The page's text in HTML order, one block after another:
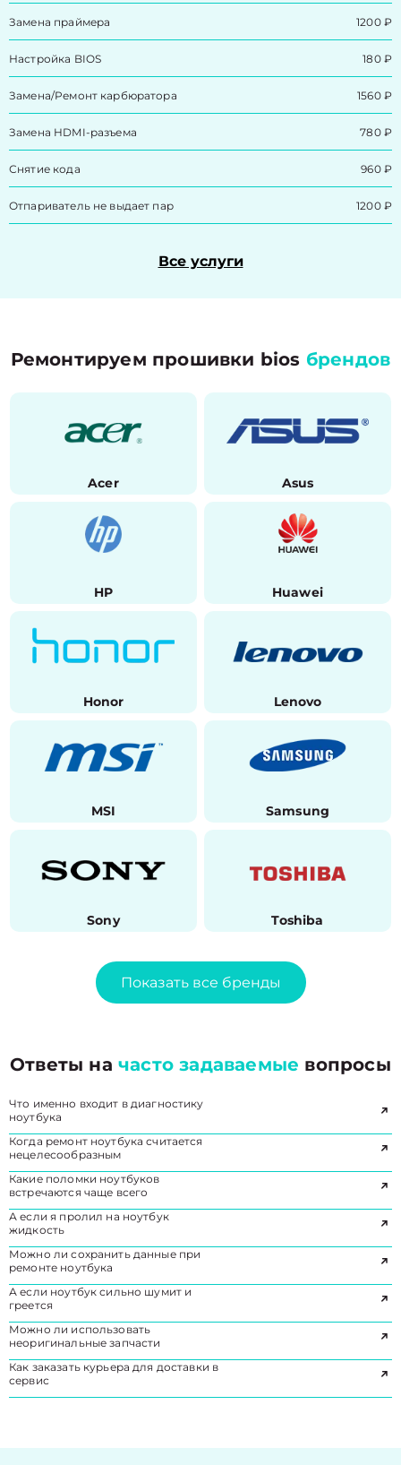
Замена праймера 1200 ₽
Настройка BIOS 180 ₽
Замена/Pемонт карбюратора 1560 ₽
Замена HDMI-разъема 780 ₽
Снятие кода 960 ₽
Отпариватель не выдает пар 1200 ₽
Все услуги
Ремонтируем прошивки bios брендов
Acer Asus
HP Huawei
Honor Lenovo
MSI Samsung
Sony Toshiba
Показать все бренды
Ответы начасто задаваемые вопросы
Что именно входит в диагностику
ноутбука
Когда ремонт ноутбука считается
нецелесообразным
Какие поломки ноутбуков
встречаются чаще всего
А если я пролил на ноутбук
жидкость
Можно ли сохранить данные при
ремонте ноутбука
А если ноутбук сильно шумит и
греется
Можно ли использовать
неоригинальные запчасти
Как заказать курьера для доставки в
сервис